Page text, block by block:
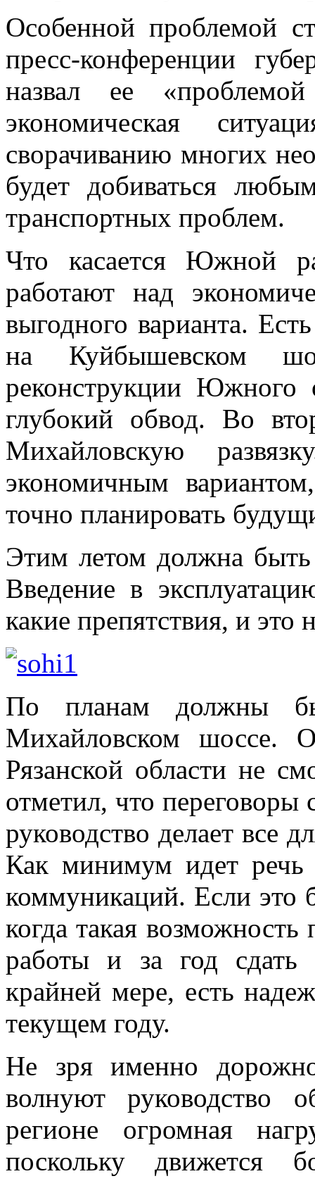
Особенной проблемой
пресс-конференции
назвал ее
экономическая
сворачиванию многих
будет добиваться
транспортных проблем.
Что касается Южной
работают над
выгодного варианта.
на Куйбышевском
реконструкции Южного
глубокий обвод. Во
Михайловскую
экономичным
точно планировать
Этим летом должна быть
Введение в
какие препятствия, и это
По планам должны
Михайловском шоссе.
Рязанской области не
отметил, что
руководство делает все
Как минимум идет
коммуникаций. Если это
когда такая
работы и за год сдать
крайней мере, есть
текущем году.
Не зря именно
волнуют руководство
регионе огромная
поскольку движется